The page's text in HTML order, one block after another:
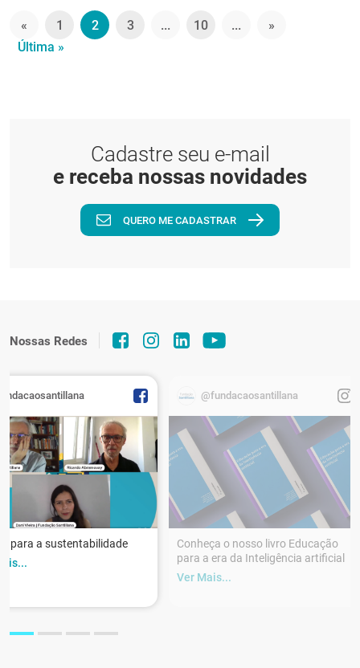
« 1 2 3 ... 10 ...
»
Última »
Cadastre seu e-mail
e receba nossas novidades
QUERO ME CADASTRAR
Nossas Redes
para a sustentabilidade
@fundacaosantillana
Conheça o nosso livro Educação
para a era da Inteligência artificial
Ver Mais...